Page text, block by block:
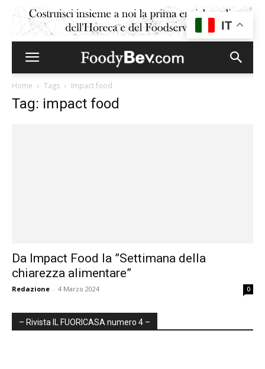
Home Tags Impact food
Tag: impact food
Da Impact Food la ”Settimana della
chiarezza alimentare”
Redazione - 4 Marzo 2024 0
– Rivista IL FUORICASA numero 4 –
IT